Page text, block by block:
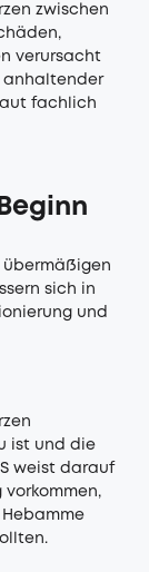
zwischen
verursacht
anhaltender
fachlich
übermäßigen
sich in
und
ist und die
weist darauf
vorkommen,